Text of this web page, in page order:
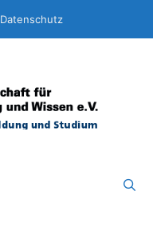
Datenschutz